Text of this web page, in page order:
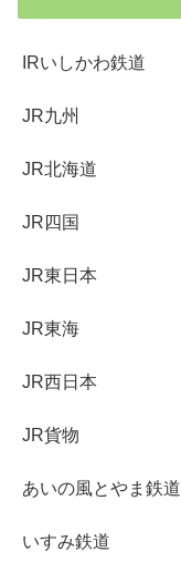
IRいしかわ鉄道
JR九州
JR北海道
JR四国
JR東日本
JR東海
JR西日本
JR貨物
あいの風とやま鉄道
いすみ鉄道